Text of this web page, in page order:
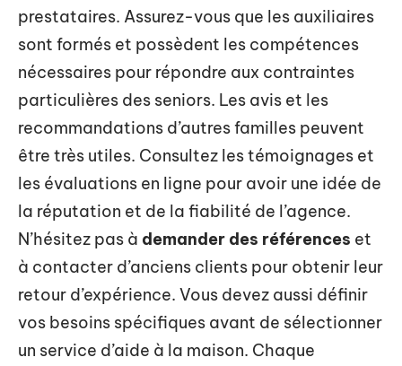
prestataires. Assurez-vous que les auxiliaires
sont formés et possèdent les compétences
nécessaires pour répondre aux contraintes
particulières des seniors. Les avis et les
recommandations d’autres familles peuvent
être très utiles. Consultez les témoignages et
les évaluations en ligne pour avoir une idée de
la réputation et de la fiabilité de l’agence.
N’hésitez pas à demander des références et
à contacter d’anciens clients pour obtenir leur
retour d’expérience. Vous devez aussi définir
vos besoins spécifiques avant de sélectionner
un service d’aide à la maison. Chaque